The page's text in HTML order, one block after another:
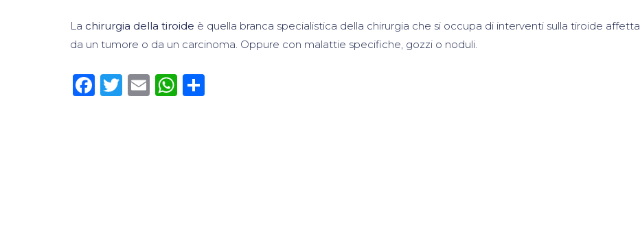
La chirurgia della tiroide è quella branca specialistica della chirurgia che si occupa di interventi sulla tiroide affetta
da un tumore o da un carcinoma. Oppure con malattie specifiche, gozzi o noduli.
Facebook
Twitter
EmailWhatsApp